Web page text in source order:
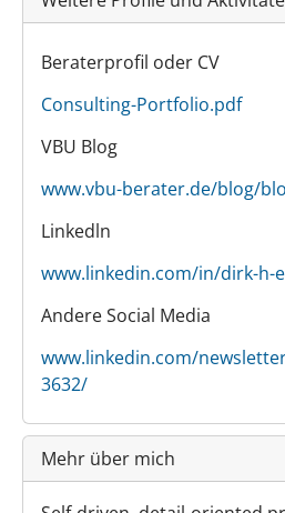
Beraterprofil oder CV
Consulting-Portfolio.pdf
VBU Blog
www.vbu-berater.de/blog/
Linkedln
www.linkedin.com/in/dirk-h-
Andere Social Media
www.linkedin.com/
3632/
Mehr über mich